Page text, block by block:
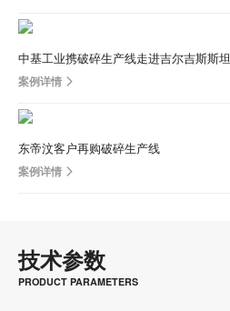
中基工业携破碎生产线走进吉尔吉斯斯坦
案例详情
东帝汶客户再购破碎生产线
案例详情
技术参数
PRODUCT PARAMETERS